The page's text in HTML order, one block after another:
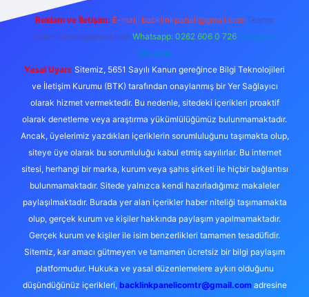
Reklam ve İletişim: E-mail: backlinkpaneli@gmail.com Teams:
forumhizmeti@gmail.com Whatsapp: 0262 606 0 726 Telegram:
@karabul
Yasal Uyarı: Sitemiz, 5651 Sayılı Kanun gereğince Bilgi Teknolojileri
ve İletişim Kurumu (BTK) tarafından onaylanmış bir Yer Sağlayıcı
olarak hizmet vermektedir. Bu nedenle, sitedeki içerikleri proaktif
olarak denetleme veya araştırma yükümlülüğümüz bulunmamaktadır.
Ancak, üyelerimiz yazdıkları içeriklerin sorumluluğunu taşımakta olup,
siteye üye olarak bu sorumluluğu kabul etmiş sayılırlar. Bu internet
sitesi, herhangi bir marka, kurum veya şahıs şirketi ile hiçbir bağlantısı
bulunmamaktadır. Sitede yalnızca kendi hazırladığımız makaleler
paylaşılmaktadır. Burada yer alan içerikler haber niteliği taşımamakta
olup, gerçek kurum ve kişiler hakkında paylaşım yapılmamaktadır.
Gerçek kurum ve kişiler ile isim benzerlikleri tamamen tesadüfidir.
Sitemiz, kar amacı gütmeyen ve tamamen ücretsiz bir bilgi paylaşım
platformudur. Hukuka ve yasal düzenlemelere aykırı olduğunu
düşündüğünüz içerikleri, backlinkpanelicomtr@gmail.comadresine